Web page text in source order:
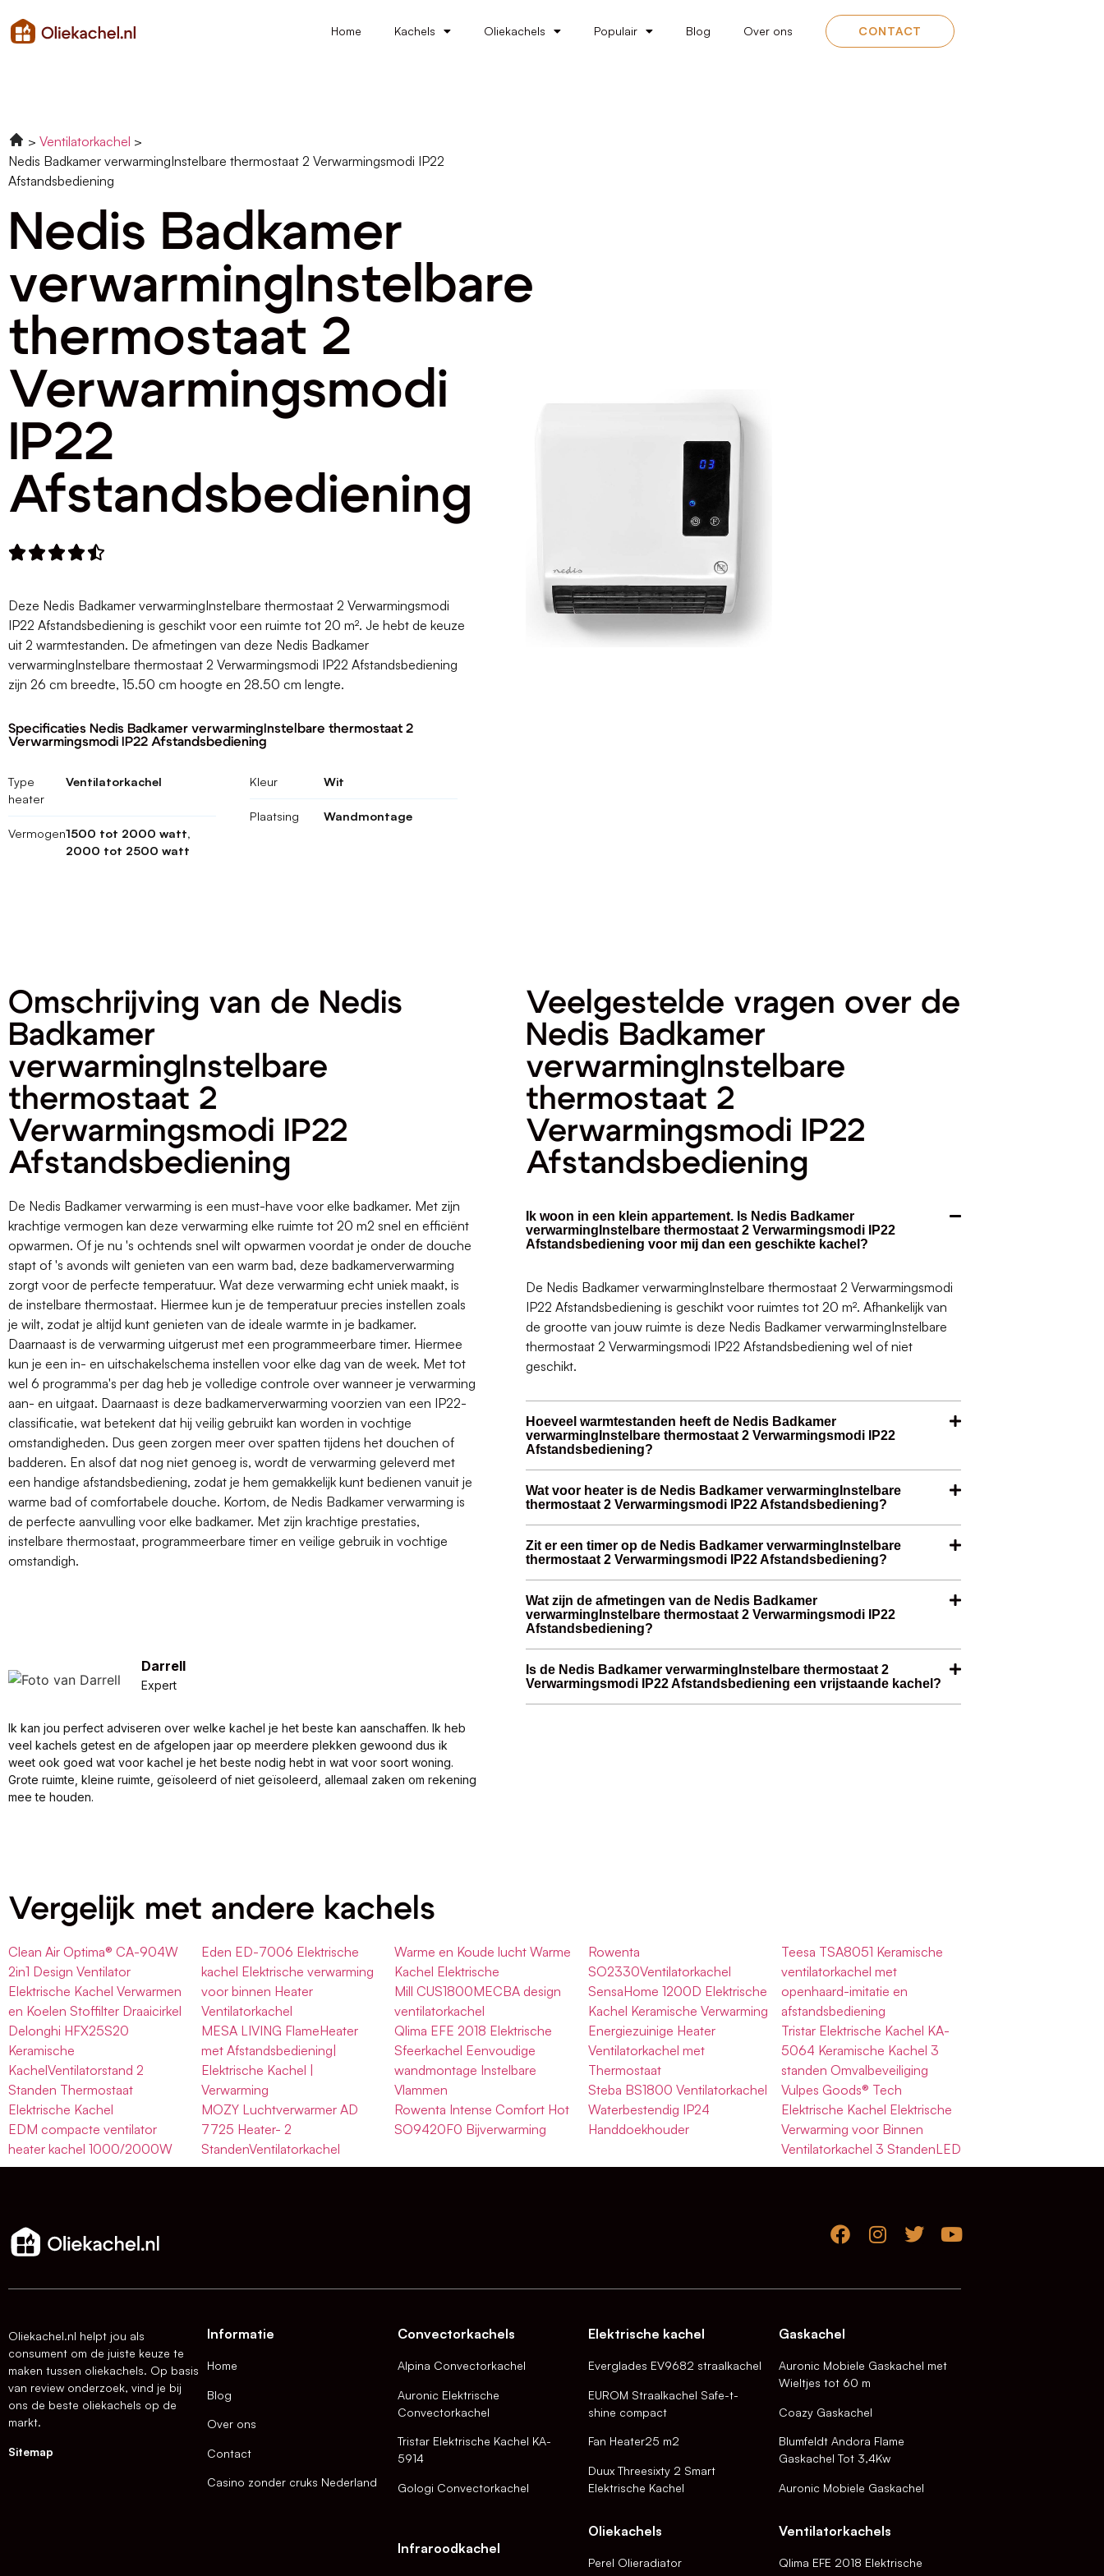
Home Kachels Oliekachels Populair Blog Over ons CONTACT
Ventilatorkachel
Nedis Badkamer verwarmingInstelbare thermostaat 2 Verwarmingsmodi IP22
Afstandsbediening
Nedis Badkamer
verwarmingInstelbare
thermostaat 2
Verwarmingsmodi
IP22
Afstandsbediening

Deze Nedis Badkamer verwarmingInstelbare thermostaat 2 Verwarmingsmodi
IP22 Afstandsbediening is geschikt voor een ruimte tot 20 m². Je hebt de keuze
uit 2 warmtestanden. De afmetingen van deze Nedis Badkamer
verwarmingInstelbare thermostaat 2 Verwarmingsmodi IP22 Afstandsbediening
zijn 26 cm breedte, 15.50 cm hoogte en 28.50 cm lengte.
Specificaties Nedis Badkamer verwarmingInstelbare thermostaat 2
Verwarmingsmodi IP22 Afstandsbediening
Type
heater
Ventilatorkachel
Vermogen1500 tot 2000 watt,
2000 tot 2500 watt
Kleur Wit
Plaatsing Wandmontage
Omschrijving van de Nedis
Badkamer
verwarmingInstelbare
thermostaat 2
Verwarmingsmodi IP22
Afstandsbediening
De Nedis Badkamer verwarming is een must-have voor elke badkamer. Met zijn
krachtige vermogen kan deze verwarming elke ruimte tot 20 m2 snel en efficiënt
opwarmen. Of je nu 's ochtends snel wilt opwarmen voordat je onder de douche
stapt of 's avonds wilt genieten van een warm bad, deze badkamerverwarming
zorgt voor de perfecte temperatuur. Wat deze verwarming echt uniek maakt, is
de instelbare thermostaat. Hiermee kun je de temperatuur precies instellen zoals
je wilt, zodat je altijd kunt genieten van de ideale warmte in je badkamer.
Daarnaast is de verwarming uitgerust met een programmeerbare timer. Hiermee
kun je een in- en uitschakelschema instellen voor elke dag van de week. Met tot
wel 6 programma's per dag heb je volledige controle over wanneer je verwarming
aan- en uitgaat. Daarnaast is deze badkamerverwarming voorzien van een IP22-
classificatie, wat betekent dat hij veilig gebruikt kan worden in vochtige
omstandigheden. Dus geen zorgen meer over spatten tijdens het douchen of
badderen. En alsof dat nog niet genoeg is, wordt de verwarming geleverd met
een handige afstandsbediening, zodat je hem gemakkelijk kunt bedienen vanuit je
warme bad of comfortabele douche. Kortom, de Nedis Badkamer verwarming is
de perfecte aanvulling voor elke badkamer. Met zijn krachtige prestaties,
instelbare thermostaat, programmeerbare timer en veilige gebruik in vochtige
omstandigh.
Darrell
Expert
Ik kan jou perfect adviseren over welke kachel je het beste kan aanschaffen. Ik heb
veel kachels getest en de afgelopen jaar op meerdere plekken gewoond dus ik
weet ook goed wat voor kachel je het beste nodig hebt in wat voor soort woning.
Grote ruimte, kleine ruimte, geïsoleerd of niet geïsoleerd, allemaal zaken om rekening
mee te houden.
Veelgestelde vragen over de
Nedis Badkamer
verwarmingInstelbare
thermostaat 2
Verwarmingsmodi IP22
Afstandsbediening
Ik woon in een klein appartement. Is Nedis Badkamer
verwarmingInstelbare thermostaat 2 Verwarmingsmodi IP22
Afstandsbediening voor mij dan een geschikte kachel?
De Nedis Badkamer verwarmingInstelbare thermostaat 2 Verwarmingsmodi
IP22 Afstandsbediening is geschikt voor ruimtes tot 20 m². Afhankelijk van
de grootte van jouw ruimte is deze Nedis Badkamer verwarmingInstelbare
thermostaat 2 Verwarmingsmodi IP22 Afstandsbediening wel of niet
geschikt.
Hoeveel warmtestanden heeft de Nedis Badkamer
verwarmingInstelbare thermostaat 2 Verwarmingsmodi IP22
Afstandsbediening?
Wat voor heater is de Nedis Badkamer verwarmingInstelbare
thermostaat 2 Verwarmingsmodi IP22 Afstandsbediening?
Zit er een timer op de Nedis Badkamer verwarmingInstelbare
thermostaat 2 Verwarmingsmodi IP22 Afstandsbediening?
Wat zijn de afmetingen van de Nedis Badkamer
verwarmingInstelbare thermostaat 2 Verwarmingsmodi IP22
Afstandsbediening?
Is de Nedis Badkamer verwarmingInstelbare thermostaat 2
Verwarmingsmodi IP22 Afstandsbediening een vrijstaande kachel?
Vergelijk met andere kachels
Clean Air Optima® CA-904W
2in1 Design Ventilator
Elektrische Kachel Verwarmen
en Koelen Stoffilter Draaicirkel
Delonghi HFX25S20
Keramische
KachelVentilatorstand 2
Standen Thermostaat
Elektrische Kachel
EDM compacte ventilator
heater kachel 1000/2000W
Eden ED-7006 Elektrische
kachel Elektrische verwarming
voor binnen Heater
Ventilatorkachel
MESA LIVING FlameHeater
met Afstandsbediening|
Elektrische Kachel |
Verwarming
MOZY Luchtverwarmer AD
7725 Heater- 2
StandenVentilatorkachel
Warme en Koude lucht Warme
Kachel Elektrische
Mill CUS1800MECBA design
ventilatorkachel
Qlima EFE 2018 Elektrische
Sfeerkachel Eenvoudige
wandmontage Instelbare
Vlammen
Rowenta Intense Comfort Hot
SO9420F0 Bijverwarming
Rowenta
SO2330Ventilatorkachel
SensaHome 1200D Elektrische
Kachel Keramische Verwarming
Energiezuinige Heater
Ventilatorkachel met
Thermostaat
Steba BS1800 Ventilatorkachel
Waterbestendig IP24
Handdoekhouder
Teesa TSA8051 Keramische
ventilatorkachel met
openhaard-imitatie en
afstandsbediening
Tristar Elektrische Kachel KA-
5064 Keramische Kachel 3
standen Omvalbeveiliging
Vulpes Goods® Tech
Elektrische Kachel Elektrische
Verwarming voor Binnen
Ventilatorkachel 3 StandenLED
Oliekachel.nl helpt jou als
consument om de juiste keuze te
maken tussen oliekachels. Op basis
van review onderzoek, vind je bij
ons de beste oliekachels op de
markt.
Sitemap
Informatie
Home
Blog
Over ons
Contact
Casino zonder cruks Nederland
Convectorkachels
Alpina Convectorkachel
Auronic Elektrische
Convectorkachel
Tristar Elektrische Kachel KA-
5914
Gologi Convectorkachel
Infraroodkachel
Elektrische kachel
Everglades EV9682 straalkachel
EUROM Straalkachel Safe-t-
shine compact
Fan Heater25 m2
Duux Threesixty 2 Smart
Elektrische Kachel
Oliekachels
Perel Olieradiator
Gaskachel
Auronic Mobiele Gaskachel met
Wieltjes tot 60 m
Coazy Gaskachel
Blumfeldt Andora Flame
Gaskachel Tot 3,4Kw
Auronic Mobiele Gaskachel
Ventilatorkachels
Qlima EFE 2018 Elektrische